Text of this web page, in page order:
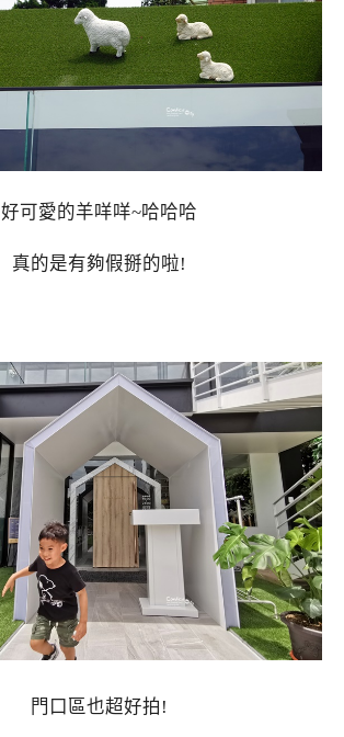
好可愛的羊咩咩~哈哈哈
真的是有夠假掰的啦!
門口區也超好拍!